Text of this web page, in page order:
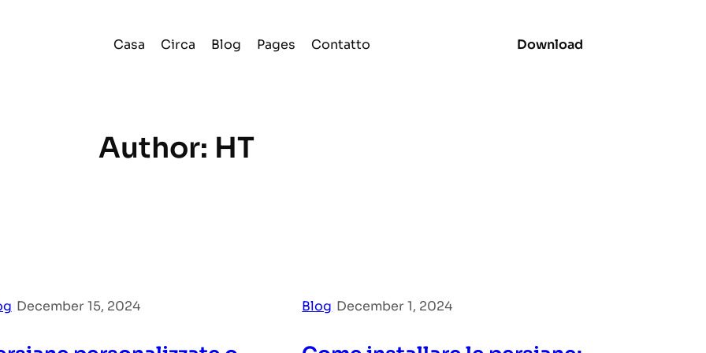
Casa Circa Blog Pages Contatto Download
Author: HT
December 15, 2024 Blog December 1, 2024